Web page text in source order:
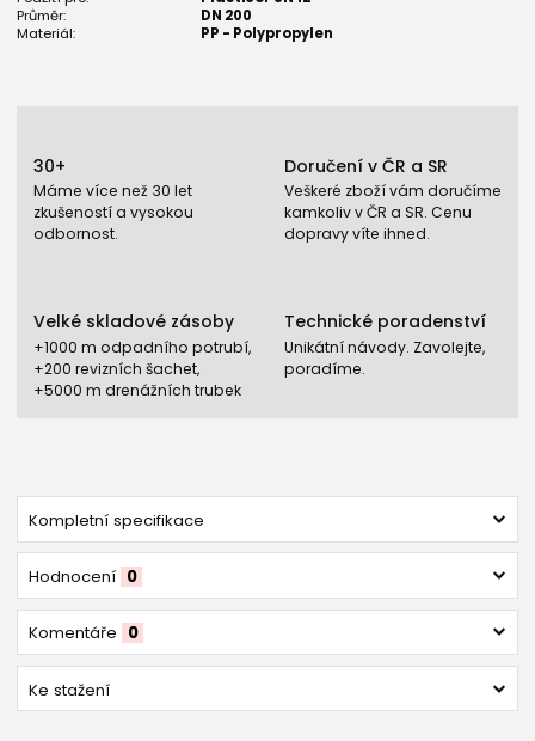
Průměr:
DN 200
Materiál:
PP - Polypropylen
30+
Máme více než 30 let
zkušeností a vysokou
odbornost.
Doručení v ČR a SR
Veškeré zboží vám doručíme
kamkoliv v ČR a SR. Cenu
dopravy víte ihned.
Velké skladové zásoby
+1000 m odpadního potrubí,
+200 revizních šachet,
+5000 m drenážních trubek
Technické poradenství
Unikátní návody. Zavolejte,
poradíme.
Kompletní specifikace
Hodnocení 0
Komentáře 0
Ke stažení